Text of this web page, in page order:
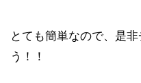
とても簡単なので、是
う！！